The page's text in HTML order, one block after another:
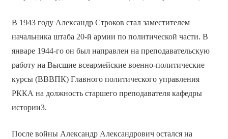
В 1943 году Александр Строков стал заместителем
начальника штаба 20-й армии по политической части. В
январе 1944-го он был направлен на преподавательскую
работу на Высшие всеармейские военно-политические
курсы (ВВВПК) Главного политического управления
РККА на должность старшего преподавателя кафедры
истории3.
После войны Александр Александрович остался на